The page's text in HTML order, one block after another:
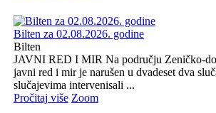
Bilten za 02.08.2026. godine
Bilten
JAVNI RED I MIR Na području Zeničko-
javni red i mir je narušen u dvadeset dva
slučajevima intervenisali ...
Pročitaj više Zoom